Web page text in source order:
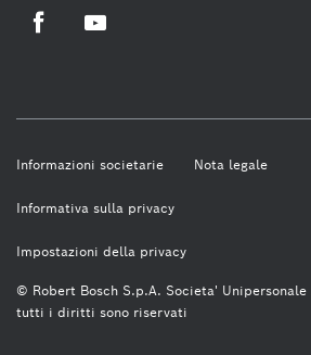
© Robert Bosch S.p.A. Societa' Unipersonale
tutti i diritti sono riservati
Informazioni societarie Nota legale
Informativa sulla privacy
Impostazioni della privacy